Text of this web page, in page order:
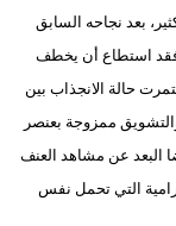
بعد نجاحه السابق
فقد استطاع أن يخطف
حالة الانجذاب بين
والتشويق ممزوجة بعنصر
البعد عن مشاهد العنف
التي تحمل نفس